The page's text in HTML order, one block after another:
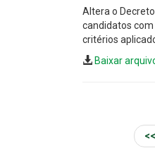
Altera o
candidatos
critérios
Baixar
<<